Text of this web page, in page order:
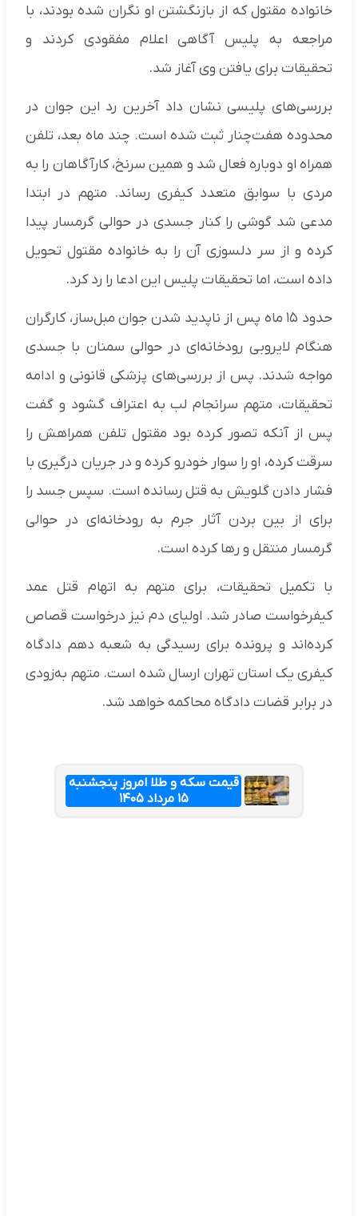
خانواده مقتول که از بازنگشتن او نگران شده بودند، با
مراجعه به پلیس آگاهی اعلام مفقودی کردند و
تحقیقات برای یافتن وی آغاز شد.
بررسی‌های پلیسی نشان داد آخرین رد این جوان در
محدوده هفت‌چنار ثبت شده است. چند ماه بعد، تلفن
همراه او دوباره فعال شد و همین سرنخ، کارآگاهان را به
مردی با سوابق متعدد کیفری رساند. متهم در ابتدا
مدعی شد گوشی را کنار جسدی در حوالی گرمسار پیدا
کرده و از سر دلسوزی آن را به خانواده مقتول تحویل
داده است، اما تحقیقات پلیس این ادعا را رد کرد.
حدود ۱۵ ماه پس از ناپدید شدن جوان مبل‌ساز، کارگران
هنگام لایروبی رودخانه‌ای در حوالی سمنان با جسدی
مواجه شدند. پس از بررسی‌های پزشکی قانونی و ادامه
تحقیقات، متهم سرانجام لب به اعتراف گشود و گفت
پس از آنکه تصور کرده بود مقتول تلفن همراهش را
سرقت کرده، او را سوار خودرو کرده و در جریان درگیری با
فشار دادن گلویش به قتل رسانده است. سپس جسد را
برای از بین بردن آثار جرم به رودخانه‌ای در حوالی
گرمسار منتقل و رها کرده است.
با تکمیل تحقیقات، برای متهم به اتهام قتل عمد
کیفرخواست صادر شد. اولیای دم نیز درخواست قصاص
کرده‌اند و پرونده برای رسیدگی به شعبه دهم دادگاه
کیفری یک استان تهران ارسال شده است. متهم به‌زودی
در برابر قضات دادگاه محاکمه خواهد شد.
قیمت سکه و طلا امروز پنجشنبه
۱۵ مرداد ۱۴۰۵